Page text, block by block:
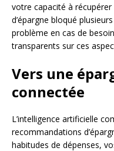
votre capacité à
d’épargne bloqué
problème en cas de
transparents sur ces
Vers une
connectée
L’intelligence artificielle
recommandations
habitudes de dépenses,